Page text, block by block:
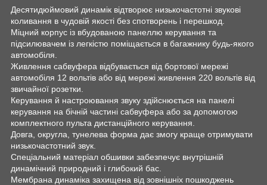
Десятидюймовий динамік відтворює низькочастотні звукові
коливання в чудовій якості без спотворень і перешкод.
Міцний корпус із вбудованою панеллю керування та
підсилювачем із легкістю поміщається в багажнику будь-якого
автомобіля.
Живлення сабвуфера відбувається від бортової мережі
автомобіля 12 вольтів або від мережі живлення 220 вольтів від
звичайної розетки.
Керування й настроювання звуку здійснюється на панелі
керування на бічній частині сабвуфера або за допомогою
комплектного пульта дистанційного керування.
Довга, округла, тунелева форма дає змогу краще отримувати
низькочастотний звук.
Спеціальний матеріал обшивки забезпечує внутрішній
динамічний природний і глибокий бас.
Мембрана динаміка захищена від зовнішніх пошкоджень